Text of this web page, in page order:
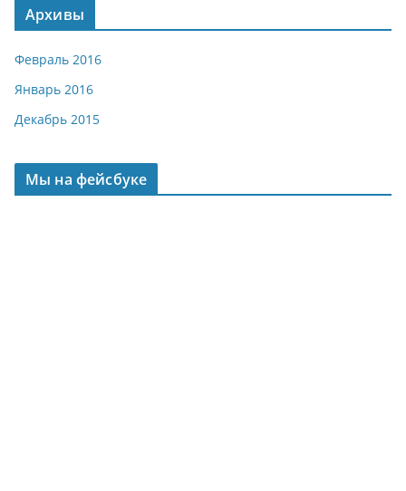
Архивы
Февраль 2016
Январь 2016
Декабрь 2015
Мы на фейсбуке